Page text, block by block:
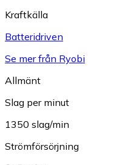
Kraftkälla
Batteridriven
Se mer från Ryobi
Allmänt
Slag per minut
1350 slag/min
Strömförsörjning